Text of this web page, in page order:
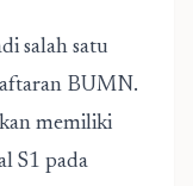
salah satu
BUMN.
memiliki
S1 pada